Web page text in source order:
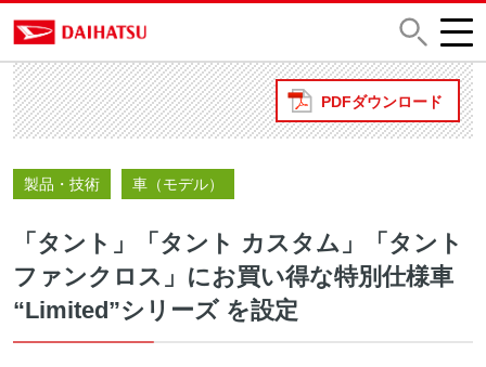
PDFダウンロード
製品・技術 車（モデル）
「タント」「タント カスタム」「タント
ファンクロス」にお買い得な特別仕様車
“Limited”シリーズ を設定